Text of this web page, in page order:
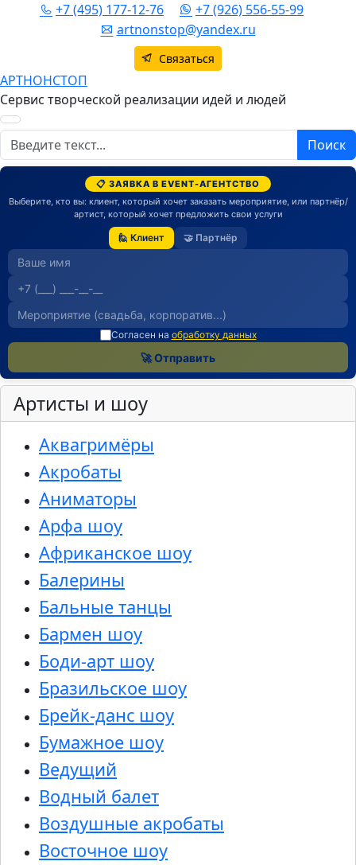
+7 (495) 177-12-76
+7 (926) 556-55-99
artnonstop@yandex.ru
Связаться
АРТНОНСТОП
Сервис творческой реализации идей и людей
Поиск Поиск
📋 ЗАЯВКА В EVENT-АГЕНТСТВО
Выберите, кто вы: клиент, который хочет заказать мероприятие, или партнёр/
артист, который хочет предложить свои услуги
🙋 Клиент 🤝 Партнёр
Согласен на обработку данных
🚀 Отправить
Артисты и шоу
Аквагримёры
Акробаты
Аниматоры
Арфа шоу
Африканское шоу
Балерины
Бальные танцы
Бармен шоу
Боди-арт шоу
Бразильское шоу
Брейк-данс шоу
Бумажное шоу
Ведущий
Водный балет
Воздушные акробаты
Восточное шоу